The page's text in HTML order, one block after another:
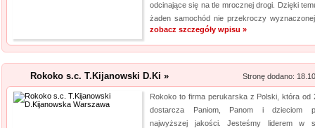
poradnie, jak i oddział
także laserowe usuwanie
odcinające się na tle mrocznej drogi. Dzięki
żaden samochód nie przekroczy
zobacz szczegóły wpisu »
Rokoko s.c. T.Kijanowski D.Ki » Stronę dodano:
Rokoko to firma perukarska z Polski, która od
dostarcza Paniom, Panom i dzieciom
najwyższej jakości. Jesteśmy liderem w